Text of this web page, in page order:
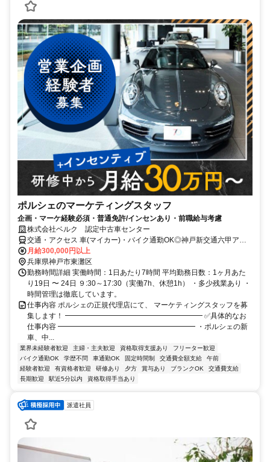
ポルシェのマーケティングスタッフ
企画・マーケ経験必須・普通免許/インセンあり・前職給与考慮
株式会社ベルク 認定中古車センター
交通・アクセス 車(マイカー)・バイク通勤OK◎神戸新交通六甲アイ
ランド線「アイランドセンター駅」スグ ！
月給300,000円以上
兵庫県神戸市東灘区
勤務時間詳細 実働時間：1日あたり7時間 平均勤務日数：1ヶ月あた
り19日 〜 24日 ９:30～17:30（実働7h、休憩1h） ・多少残業あり ・
時間管理は徹底しています。
仕事内容 ポルシェの正規代理店にて、 マーケティングスタッフを募
集します！ ━━━━━━━━━━━━━━━━━━━ ✅具体的なお
仕事内容 ━━━━━━━━━━━━━━━━━━━ ・ポルシェの新
車、中...
業界未経験者歓迎 主婦・主夫歓迎 資格取得支援あり
フリーター歓迎
バイク通勤OK
学歴不問 車通勤OK 固定時間制 交通費全額支給
午前
経験者歓迎
有資格者歓迎 研修あり 夕方 賞与あり ブランクOK
交通費支給
長期歓迎
駅近5分以内 資格取得手当あり
派遣社員